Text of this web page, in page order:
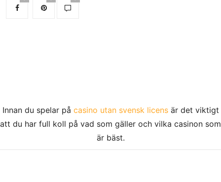
Innan du spelar på casino utan svensk licensär det viktigt
att du har full koll på vad som gäller och vilka casinon som
är bäst.